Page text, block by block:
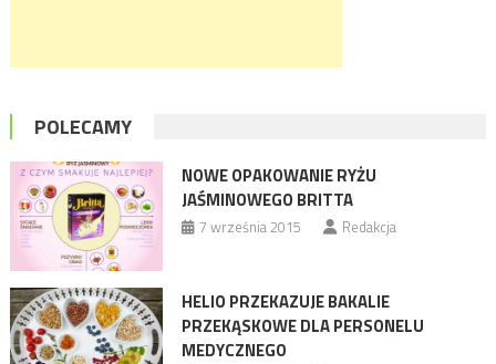
POLECAMY
NOWE OPAKOWANIE RYŻU
JAŚMINOWEGO BRITTA
7 września 2015 Redakcja
HELIO PRZEKAZUJE BAKALIE
PRZEKĄSKOWE DLA PERSONELU
MEDYCZNEGO